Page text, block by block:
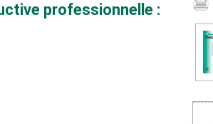
professionnelle :